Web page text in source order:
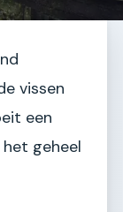
vissen
een
geheel